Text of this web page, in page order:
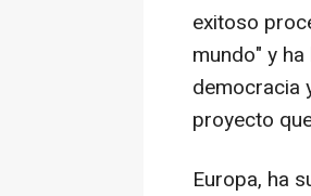
exitoso
mundo" y
democracia
proyecto
Europa, ha